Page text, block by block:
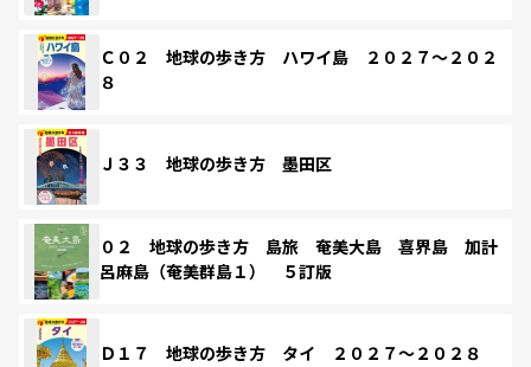
Ｃ０２ 地球の歩き方 ハワイ島 ２０２７～２０２
８
Ｊ３３ 地球の歩き方 墨田区
０２ 地球の歩き方 島旅 奄美大島 喜界島 加計
呂麻島（奄美群島１） ５訂版
Ｄ１７ 地球の歩き方 タイ ２０２７～２０２８